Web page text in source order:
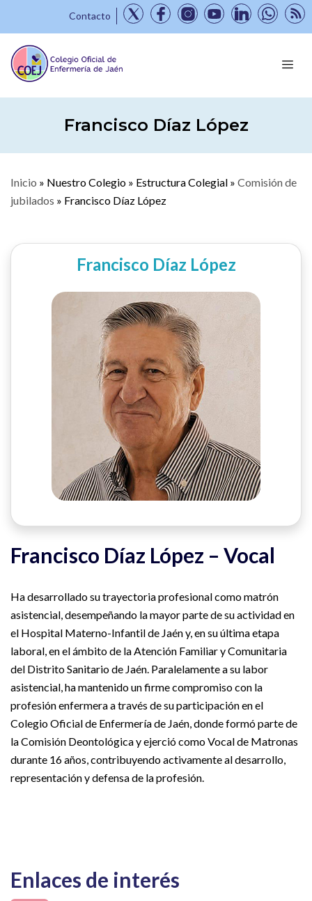
Contacto
Francisco Díaz López
Inicio » Nuestro Colegio » Estructura Colegial » Comisión de
jubilados » Francisco Díaz López
Francisco Díaz López
Francisco Díaz López – Vocal
Ha desarrollado su trayectoria profesional como matrón
asistencial, desempeñando la mayor parte de su actividad en
el Hospital Materno-Infantil de Jaén y, en su última etapa
laboral, en el ámbito de la Atención Familiar y Comunitaria
del Distrito Sanitario de Jaén. Paralelamente a su labor
asistencial, ha mantenido un firme compromiso con la
profesión enfermera a través de su participación en el
Colegio Oficial de Enfermería de Jaén, donde formó parte de
la Comisión Deontológica y ejerció como Vocal de Matronas
durante 16 años, contribuyendo activamente al desarrollo,
representación y defensa de la profesión.
Enlaces de interés